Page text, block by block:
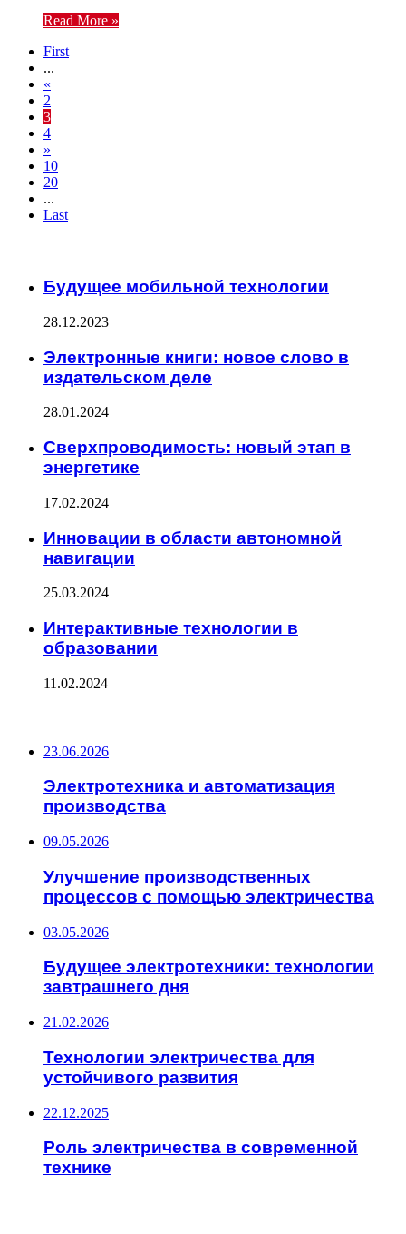
Read More »
First
...
«
2
3
4
»
10
20
...
Last
Будущее мобильной технологии
28.12.2023
Электронные книги: новое слово в
издательском деле
28.01.2024
Сверхпроводимость: новый этап в
энергетике
17.02.2024
Инновации в области автономной
навигации
25.03.2024
Интерактивные технологии в
образовании
11.02.2024
23.06.2026
Электротехника и автоматизация
производства
09.05.2026
Улучшение производственных
процессов с помощью электричества
03.05.2026
Будущее электротехники: технологии
завтрашнего дня
21.02.2026
Технологии электричества для
устойчивого развития
22.12.2025
Роль электричества в современной
технике